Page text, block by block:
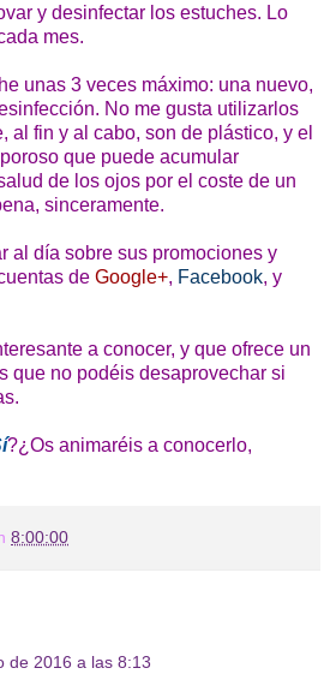
y desinfectar los estuches. Lo
mes.
unas 3 veces máximo: una nuevo,
No me gusta utilizarlos
al fin y al cabo, son de plástico, y el
que puede acumular
de los ojos por el coste de un
sinceramente.
al día sobre sus promociones y
de Google+, Facebook, y
a conocer, y que ofrece un
que no podéis desaprovechar si
?¿Os animaréis a conocerlo,
8:00:00
de 2016 a las 8:13